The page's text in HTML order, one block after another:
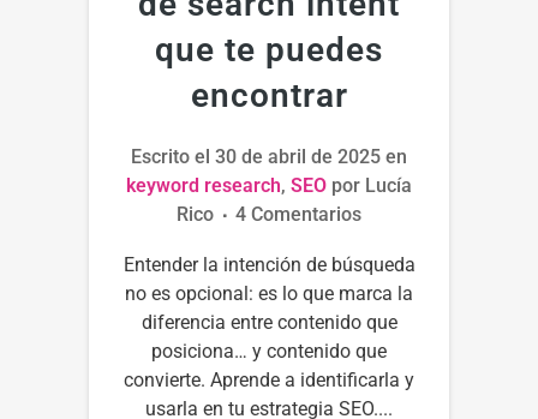
que te puedes
encontrar
Escrito el 30 de abril de 2025 en
keyword research, SEO por Lucía
Rico
4 Comentarios
Entender la intención de búsqueda
no es opcional: es lo que marca la
diferencia entre contenido que
posiciona… y contenido que
convierte. Aprende a identificarla y
usarla en tu estrategia SEO....